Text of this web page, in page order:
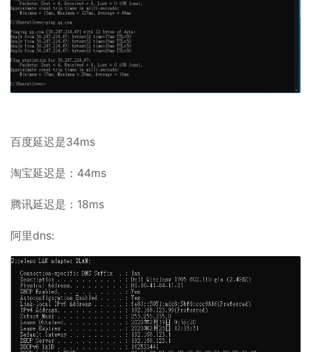
百度延迟是34ms
淘宝延迟是：44ms
腾讯延迟是：18ms
阿里dns: